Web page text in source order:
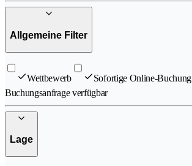
Allgemeine Filter
Wettbewerb Sofortige Online-Buchung
Buchungsanfrage verfügbar
Lage